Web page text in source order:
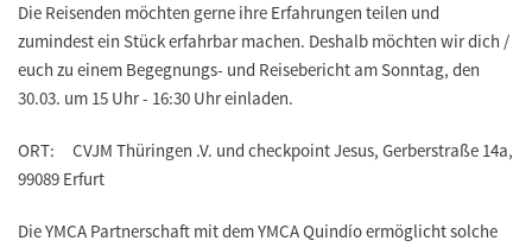
Die Reisenden möchten gerne ihre Erfahrungen teilen und
zumindest ein Stück erfahrbar machen. Deshalb möchten wir dich /
euch zu einem Begegnungs- und Reisebericht amSonntag, den
30.03. um 15 Uhr - 16:30 Uhreinladen.
ORT: CVJM Thüringen .V. und checkpoint Jesus, Gerberstraße 14a,
99089 Erfurt
Die YMCA Partnerschaft mit dem YMCA Quindío ermöglicht solche